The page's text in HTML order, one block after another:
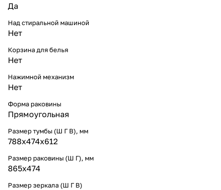
Да
Над стиральной машиной
Нет
Корзина для белья
Нет
Нажимной механизм
Нет
Форма раковины
Прямоугольная
Размер тумбы (Ш Г В), мм
788х474х612
Размер раковины (Ш Г), мм
865х474
Размер зеркала (Ш Г В)